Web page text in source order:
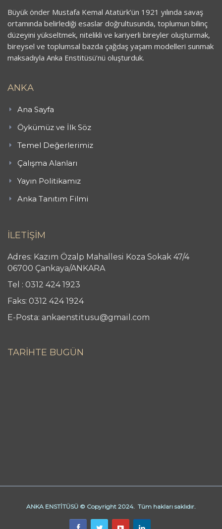
Büyük önder Mustafa Kemal Atatürk’ün 1921 yılında savaş
ortamında belirlediği esaslar doğrultusunda, toplumun bilinç
düzeyini yükseltmek, nitelikli ve kariyerli bireyler oluşturmak,
bireysel ve toplumsal bazda çağdaş yaşam modelleri sunmak
maksadıyla Anka Enstitüsü’nü oluşturduk.
ANKA
Ana Sayfa
Öykümüz ve İlk Söz
Temel Değerlerimiz
Çalışma Alanları
Yayın Politikamız
Anka Tanıtım Filmi
İLETİŞİM
Adres: Kazım Özalp Mahallesi Koza Sokak 47/4
06700 Çankaya/ANKARA
Tel : 0312 424 1923
Faks: 0312 424 1924
E-Posta: ankaenstitusu@gmail.com
TARİHTE BUGÜN
ANKA ENSTİTÜSÜ © Copyright 2024. Tüm hakları saklıdır.